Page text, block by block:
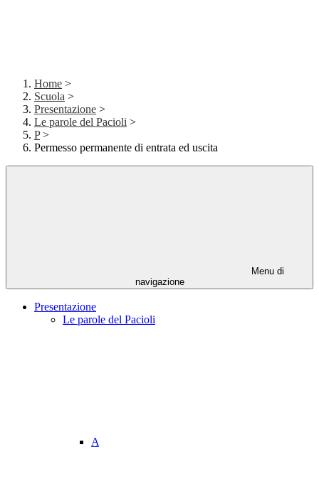
Home >
Scuola >
Presentazione >
Le parole del Pacioli >
P >
Permesso permanente di entrata ed uscita
Menu di
navigazione
Presentazione
Le parole del Pacioli
A